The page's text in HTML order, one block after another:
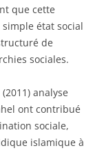
que cette
état social
de
sociales.
analyse
ont contribué
sociale,
islamique à